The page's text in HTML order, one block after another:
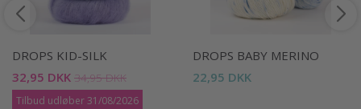
DROPS KID-SILK
32,95 DKK 34,95 DKK
Tilbud udløber 31/08/2026
DROPS BABY MERINO
22,95 DKK